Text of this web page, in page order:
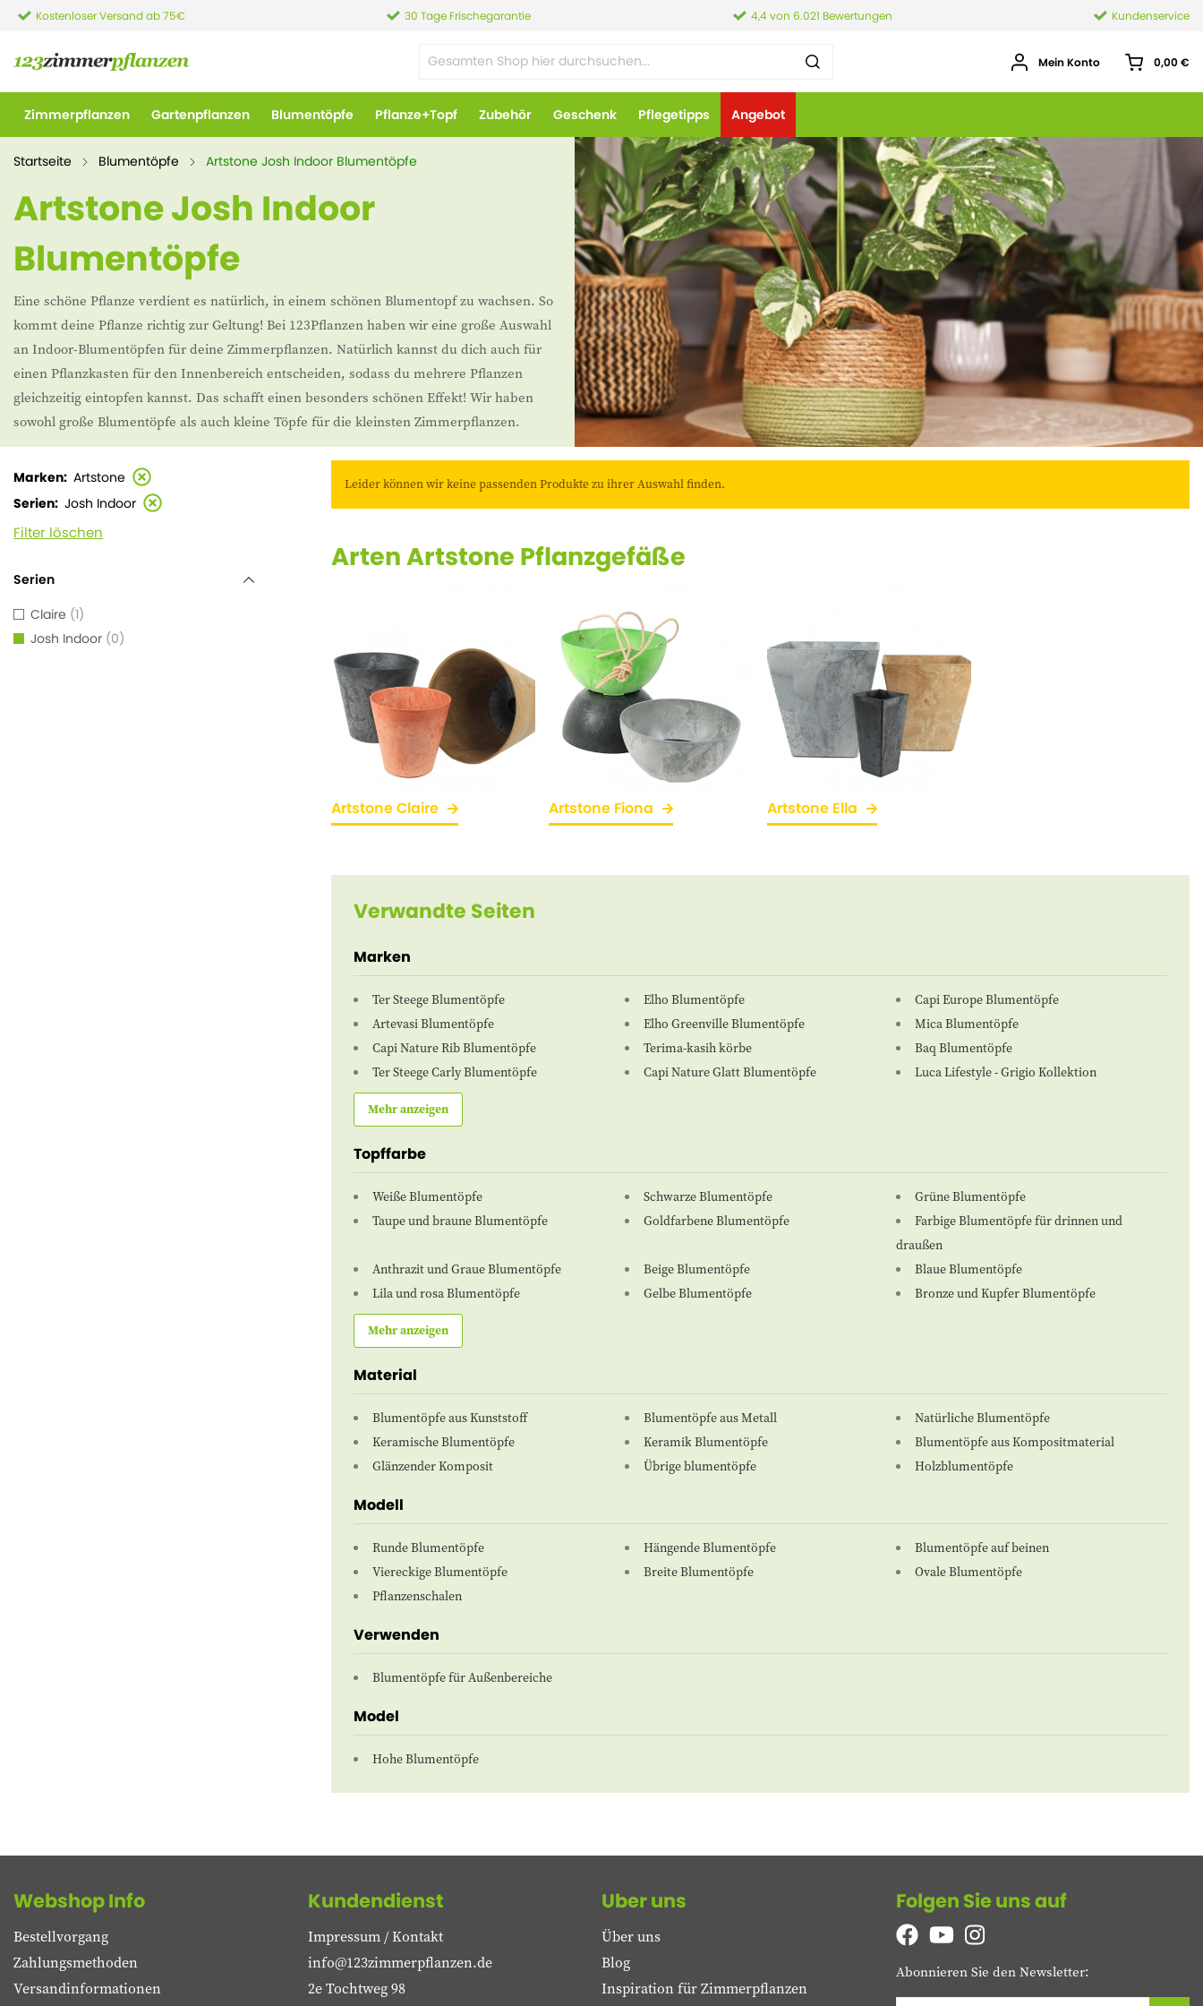
Kostenloser Versand ab 75€ 30 Tage Frischegarantie 4,4 von 6.021 Bewertungen Kundenservice
Mein Konto 0,00 €
Zimmerpflanzen Gartenpflanzen Blumentöpfe Pflanze+Topf Zubehör Geschenk Pflegetipps Angebot
Startseite Blumentöpfe Artstone Josh Indoor Blumentöpfe
Artstone Josh Indoor
Blumentöpfe
Eine schöne Pflanze verdient es natürlich, in einem schönen Blumentopf zu wachsen. So
kommt deine Pflanze richtig zur Geltung! Bei 123Pflanzen haben wir eine große Auswahl
an Indoor-Blumentöpfen für deine Zimmerpflanzen. Natürlich kannst du dich auch für
einen Pflanzkasten für den Innenbereich entscheiden, sodass du mehrere Pflanzen
gleichzeitig eintopfen kannst. Das schafft einen besonders schönen Effekt! Wir haben
sowohl große Blumentöpfe als auch kleine Töpfe für die kleinsten Zimmerpflanzen.
Leider können wir keine passenden Produkte zu ihrer Auswahl finden.
Arten Artstone Pflanzgefäße
Artstone Claire Artstone Fiona Artstone Ella
Verwandte Seiten
Marken
Ter Steege Blumentöpfe Elho Blumentöpfe
Capi Europe Blumentöpfe
Artevasi Blumentöpfe
Elho Greenville Blumentöpfe
Mica Blumentöpfe
Capi Nature Rib Blumentöpfe
Terima-kasih körbe
Baq Blumentöpfe
Ter Steege Carly Blumentöpfe
Capi Nature Glatt Blumentöpfe Luca Lifestyle - Grigio Kollektion
Mehr anzeigen
Topffarbe
Weiße Blumentöpfe Schwarze Blumentöpfe
Grüne Blumentöpfe
Taupe und braune Blumentöpfe
Goldfarbene Blumentöpfe
Farbige Blumentöpfe für drinnen und
draußen
Anthrazit und Graue Blumentöpfe
Beige Blumentöpfe
Blaue Blumentöpfe
Lila und rosa Blumentöpfe
Gelbe Blumentöpfe Bronze und Kupfer Blumentöpfe
Mehr anzeigen
Material
Blumentöpfe aus Kunststoff Blumentöpfe aus Metall
Natürliche Blumentöpfe
Keramische Blumentöpfe
Keramik Blumentöpfe
Blumentöpfe aus Kompositmaterial
Glänzender Komposit
Übrige blumentöpfe Holzblumentöpfe
Modell
Runde Blumentöpfe Hängende Blumentöpfe
Blumentöpfe auf beinen
Viereckige Blumentöpfe
Breite Blumentöpfe
Ovale Blumentöpfe
Pflanzenschalen
Verwenden
Blumentöpfe für Außenbereiche
Model
Hohe Blumentöpfe
Marken Artstone
Serien Josh Indoor
Filter löschen
Serien
Claire 1
Josh Indoor 0
Webshop Info
Bestellvorgang
Zahlungsmethoden
Versandinformationen
Kundendienst
Impressum / Kontakt
info@123zimmerpflanzen.de
2e Tochtweg 98
Uber uns
Über uns
Blog
Inspiration für Zimmerpflanzen
Folgen Sie uns auf
Abonnieren Sie den Newsletter: